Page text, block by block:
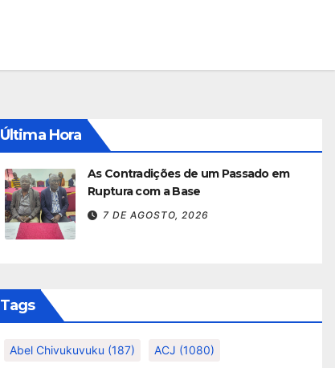
Última Hora
As Contradições de um Passado em
Ruptura com a Base
7 DE AGOSTO, 2026
Tags
Abel Chivukuvuku (187) ACJ (1080)